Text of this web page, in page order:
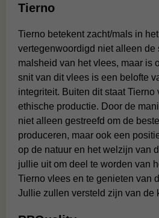
Tierno
Tierno betekent zacht/mals in
vertegenwoordigd niet alleen de
malsheid van het vlees, maar is
snit van dit vlees is een belofte
integriteit. Buiten dit staat Tierno
ethische productie. Door de
niet alleen gestreefd om de
produceren, maar ook een
op de natuur en het welzijn van
jullie uit om deel te worden van
Tierno vlees en te genieten van
Jullie zullen versteld zijn van de